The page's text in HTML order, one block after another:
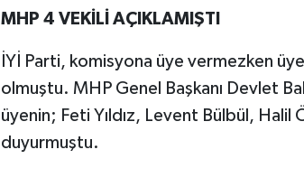
MHP 4 VEKİLİ AÇIKLAMIŞTI
İYİ Parti, komisyona üye vermezken
olmuştu. MHP Genel Başkanı Devlet
üyenin; Feti Yıldız, Levent Bülbül,
duyurmuştu.